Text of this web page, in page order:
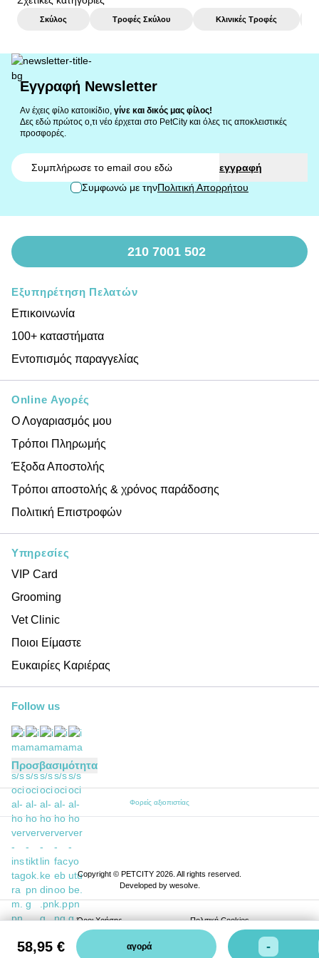
58,95 € αγορά -
Σκύλος Τροφές Σκύλου Κλινικές Τροφές
Εγγραφή Newsletter
Αν έχεις φίλο κατοικίδιο, γίνε και δικός μας φίλος!
Δες εδώ πρώτος ο,τι νέο έρχεται στο PetCity και όλες τις αποκλειστικές
προσφορές.
εγγραφή
Συμφωνώ με τηνΠολιτική Απορρήτου
210 7001 502
Εξυπηρέτηση Πελατών
Επικοινωνία
100+ καταστήματα
Εντοπισμός παραγγελίας
Online Αγορές
Ο Λογαριασμός μου
Τρόποι Πληρωμής
Έξοδα Αποστολής
Τρόποι αποστολής & χρόνος παράδοσης
Πολιτική Επιστροφών
Υπηρεσίες
VIP Card
Grooming
Vet Clinic
Ποιοι Είμαστε
Ευκαιρίες Καριέρας
Follow us
Προσβασιμότητα
Φορείς αξιοπιστίας
Copyright © PETCITY 2026. All rights reserved.
Developed by wesolve.
Όροι Xρήσης Πολιτική Cookies
Πολιτική Απορρήτου